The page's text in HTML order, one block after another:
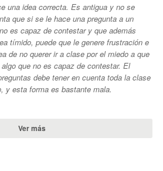
una idea correcta. Es antigua y no se
que si se le hace una pregunta a un
es capaz de contestar y que además
tímido, puede que le genere frustración e
de no querer ir a clase por el miedo a que
que no es capaz de contestar. El
debe tener en cuenta toda la clase
y esta forma es bastante mala.
Ver más